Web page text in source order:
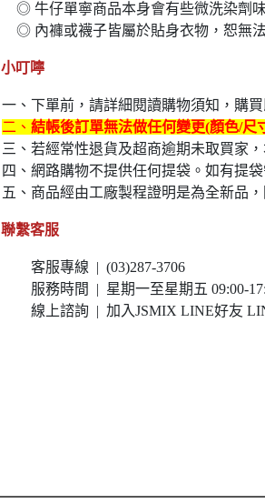
◎ 牛仔單寧商品本身會有些微洗染劑
◎ 內褲或襪子皆屬於貼身衣物，恕無
小叮嚀
一、下單前，請詳細閱讀購物須知，購
二、 結帳後訂單無法做任何變更(顏色/
三、若經常性退貨及超商逾期未取買家
四、網路購物不提供任何提袋。如有提
五、商品經由工廠製程證明是為全新品
聯繫客服
客服專線 | (03)287-3706
服務時間 | 星期一至星期五 09:00-
線上諮詢 | 加入JSMIX LINE好友